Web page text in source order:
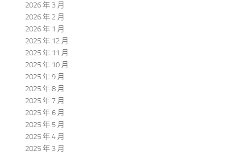
2026 年 3 月
2026 年 2 月
2026 年 1 月
2025 年 12 月
2025 年 11 月
2025 年 10 月
2025 年 9 月
2025 年 8 月
2025 年 7 月
2025 年 6 月
2025 年 5 月
2025 年 4 月
2025 年 3 月